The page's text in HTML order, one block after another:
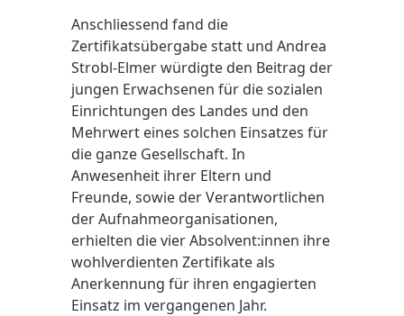
Anschliessend fand die
Zertifikatsübergabe statt und Andrea
Strobl-Elmer würdigte den Beitrag der
jungen Erwachsenen für die sozialen
Einrichtungen des Landes und den
Mehrwert eines solchen Einsatzes für
die ganze Gesellschaft. In
Anwesenheit ihrer Eltern und
Freunde, sowie der Verantwortlichen
der Aufnahmeorganisationen,
erhielten die vier Absolvent:innen ihre
wohlverdienten Zertifikate als
Anerkennung für ihren engagierten
Einsatz im vergangenen Jahr.